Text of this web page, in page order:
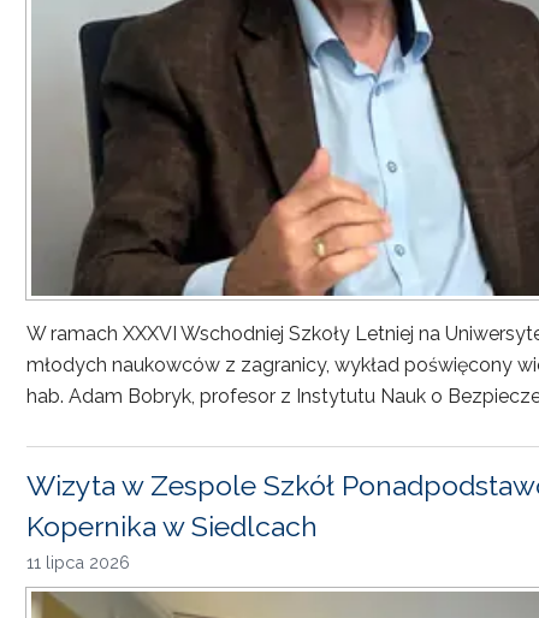
W ramach XXXVI Wschodniej Szkoły Letniej na
młodych naukowców z zagranicy, wykład poświęcony
hab. Adam Bobryk, profesor z Instytutu Nauk o
Wizyta w Zespole Szkół
Kopernika w Siedlcach
11 lipca 2026